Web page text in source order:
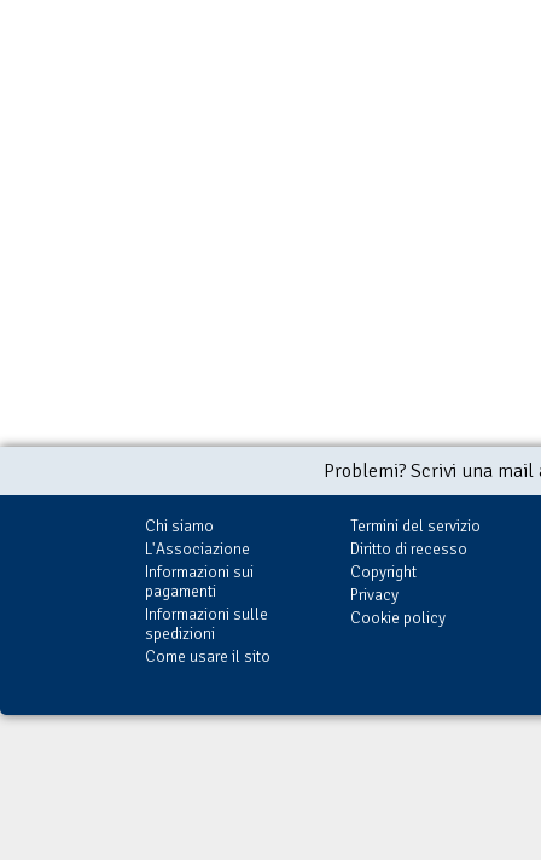
Problemi? Scrivi una
Chi siamo
L'Associazione
Informazioni sui
pagamenti
Informazioni sulle
spedizioni
Come usare il sito
Termini del servizio
Diritto di recesso
Copyright
Privacy
Cookie policy